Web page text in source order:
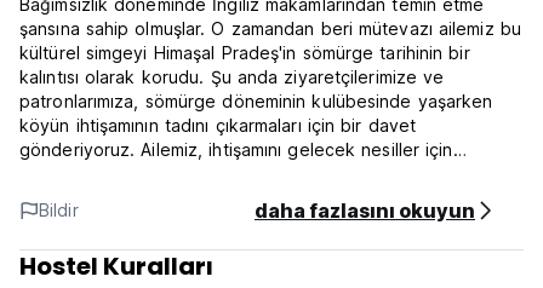
Bağımsızlık döneminde İngiliz makamlarından temin etme
şansına sahip olmuşlar. O zamandan beri mütevazı ailemiz bu
kültürel simgeyi Himaşal Pradeş'in sömürge tarihinin bir
kalıntısı olarak korudu. Şu anda ziyaretçilerimize ve
patronlarımıza, sömürge döneminin kulübesinde yaşarken
köyün ihtişamının tadını çıkarmaları için bir davet
gönderiyoruz. Ailemiz, ihtişamını gelecek nesiller için
otel olduğunu ve İngiliz yönetimi zamanlarına kadar
uzandığını da belirtmekte fayda var.
Waltonia, Kullu vadisindeki en geniş manzarayı sunuyor.
Bildir daha fazlasını okuyun
Hostel Kuralları